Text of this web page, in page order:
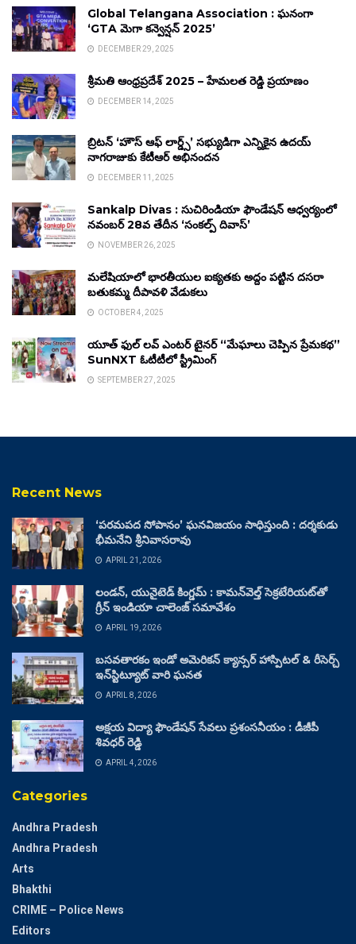
Global Telangana Association : ఘనంగా
‘GTA మెగా కన్వెన్షన్ 2025’
DECEMBER 29, 2025
శ్రీమతి ఆంధ్రప్రదేశ్ 2025 – హేమలత రెడ్డి ప్రయాణం
DECEMBER 14, 2025
బ్రిటన్ ‘హౌస్ ఆఫ్ లార్డ్స్’ సభ్యుడిగా ఎన్నికైన ఉదయ్
నాగరాజుకు కేటీఆర్ అభినందన
DECEMBER 11, 2025
Sankalp Divas : సుచిరిండియా ఫౌండేషన్ ఆధ్వర్యంలో
నవంబర్ 28వ తేదీన ‘సంకల్ప్ దివాస్’
NOVEMBER 26, 2025
మలేషియాలో భారతీయుల ఐక్యతకు అద్దం పట్టిన దసరా
బతుకమ్మ దీపావళి వేడుకలు
OCTOBER 4, 2025
యూత్ ఫుల్ లవ్ ఎంటర్ టైనర్ “మేఘాలు చెప్పిన ప్రేమకథ”
SunNXT ఓటీటీలో స్ట్రీమింగ్
SEPTEMBER 27, 2025
Recent News
‘పరమపద సోపానం’ ఘనవిజయం సాధిస్తుంది : దర్శకుడు
భీమనేని శ్రీనివాసరావు
APRIL 21, 2026
లండన్, యునైటెడ్ కింగ్డమ్ : కామన్‌వెల్త్ సెక్రటేరియట్‌తో
గ్రీన్ ఇండియా చాలెంజ్ సమావేశం
APRIL 19, 2026
బసవతారకం ఇండో అమెరికన్ క్యాన్సర్ హాస్పిటల్ & రీసెర్చ్
ఇన్‌స్టిట్యూట్ వారి ఘనత
APRIL 8, 2026
అక్షయ విద్యా ఫౌండేషన్ సేవలు ప్రశంసనీయం : డీజీపీ
శివధర్ రెడ్డి
APRIL 4, 2026
Categories
Andhra Pradesh
Andhra Pradesh
Arts
Bhakthi
CRIME – Police News
Editors